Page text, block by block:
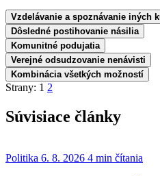
Vzdelávanie a spoznávanie iných
Dôsledné postihovanie násilia
Komunitné podujatia
Verejné odsudzovanie nenávisti
Kombinácia všetkých možností
Strany: 1 2
Súvisiace články
Politika 6. 8. 2026 4 min čítania